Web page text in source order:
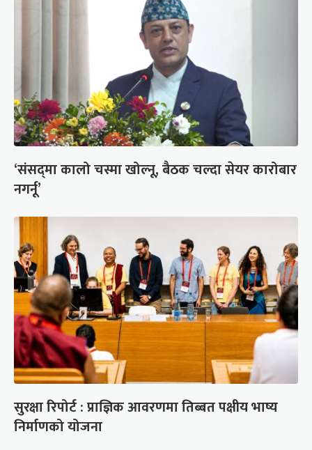
‘संसद्‍मा कालो चस्मा खोल्नू, बैठक चल्दा सेयर कारोबार
नगर्नू’
सुरक्षा रिपोर्ट : प्राज्ञिक आवरणमा तिब्बत पक्षीय भाष्य
निर्माणको योजना